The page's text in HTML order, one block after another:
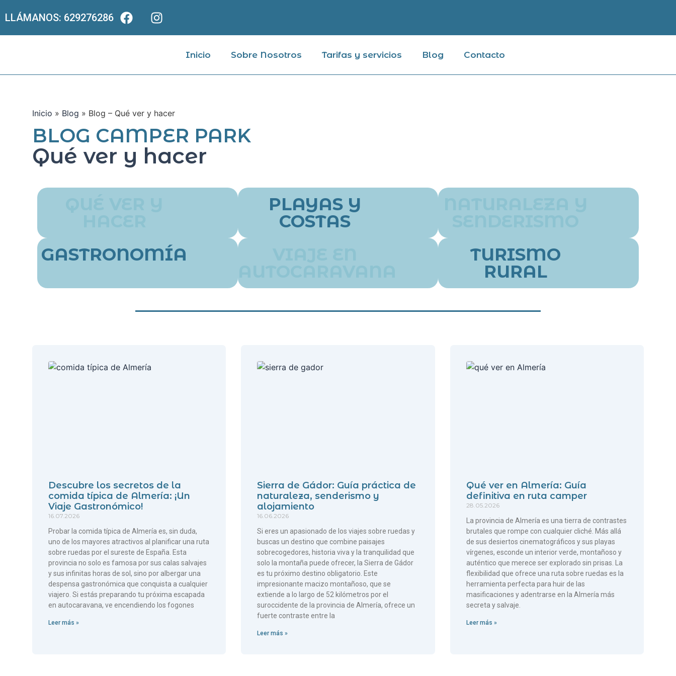
LLÁMANOS: 629276286
Inicio Sobre Nosotros Tarifas y servicios Blog Contacto
Inicio » Blog » Blog – Qué ver y hacer
BLOG CAMPER PARK
Qué ver y hacer
PLAYAS Y
COSTAS
GASTRONOMÍA
TURISMO
RURAL
Descubre los secretos de la
comida típica de Almería: ¡Un
Viaje Gastronómico!
16.07.2026
Probar la comida típica de Almería es, sin duda,
uno de los mayores atractivos al planificar una ruta
sobre ruedas por el sureste de España. Esta
provincia no solo es famosa por sus calas salvajes
y sus infinitas horas de sol, sino por albergar una
despensa gastronómica que conquista a cualquier
viajero. Si estás preparando tu próxima escapada
en autocaravana, ve encendiendo los fogones
Leer más »
Sierra de Gádor: Guía práctica de
naturaleza, senderismo y
alojamiento
16.06.2026
Si eres un apasionado de los viajes sobre ruedas y
buscas un destino que combine paisajes
sobrecogedores, historia viva y la tranquilidad que
solo la montaña puede ofrecer, la Sierra de Gádor
es tu próximo destino obligatorio. Este
impresionante macizo montañoso, que se
extiende a lo largo de 52 kilómetros por el
suroccidente de la provincia de Almería, ofrece un
fuerte contraste entre la
Leer más »
Qué ver en Almería: Guía
definitiva en ruta camper
28.05.2026
La provincia de Almería es una tierra de contrastes
brutales que rompe con cualquier cliché. Más allá
de sus desiertos cinematográficos y sus playas
vírgenes, esconde un interior verde, montañoso y
auténtico que merece ser explorado sin prisas. La
flexibilidad que ofrece una ruta sobre ruedas es la
herramienta perfecta para huir de las
masificaciones y adentrarse en la Almería más
secreta y salvaje.
Leer más »